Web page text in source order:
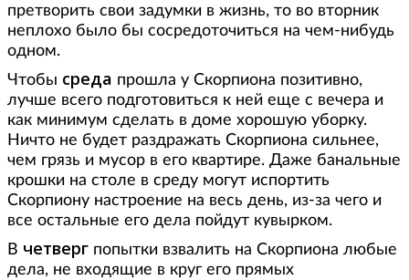
претворить свои задумки в жизнь, то во вторник
неплохо было бы сосредоточиться на чем-нибудь
одном.
Чтобы среда прошла у Скорпиона позитивно,
лучше всего подготовиться к ней еще с вечера и
как минимум сделать в доме хорошую уборку.
Ничто не будет раздражать Скорпиона сильнее,
чем грязь и мусор в его квартире. Даже банальные
крошки на столе в среду могут испортить
Скорпиону настроение на весь день, из-за чего и
все остальные его дела пойдут кувырком.
В четверг попытки взвалить на Скорпиона любые
дела, не входящие в круг его прямых